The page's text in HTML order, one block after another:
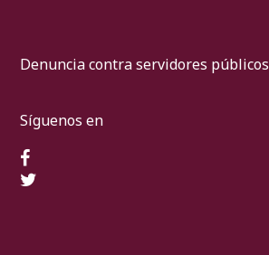
Denuncia contra servidores públicos
Síguenos en